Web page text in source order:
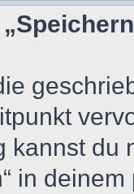
kannst du
in